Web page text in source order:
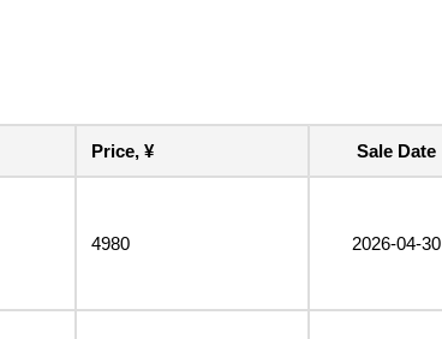
Price, ¥ Sale Date
4980 2026-04-30